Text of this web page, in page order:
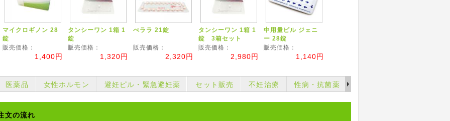
マイクロギノン 28
錠
販売価格：
1,400円
タンシーワン 1箱 1
錠
販売価格：
1,320円
べララ 21錠
販売価格：
2,320円
タンシーワン 1箱 1
錠 3箱セット
販売価格：
2,980円
中用量ピル ジェニ
ー 28錠
販売価格：
1,140円
医薬品 女性ホルモン 避妊ピル・緊急避妊薬 セット販売 不妊治療 性病・抗菌薬
文の流れ